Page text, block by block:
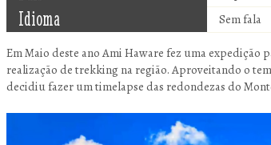
Idioma Sem fala
Em Maio deste ano Ami Haware fez uma expedição
realização de trekking na região. Aproveitando o
decidiu fazer um timelapse das redondezas do